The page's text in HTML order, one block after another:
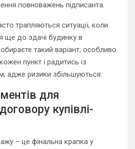
повноважень підписанта.
трапляються ситуації, коли
ще до здачі будинку в
такий варіант, особливо
пункт і радитись із
адже ризики збільшуються.
для
купівлі-
– це фінальна крапка у